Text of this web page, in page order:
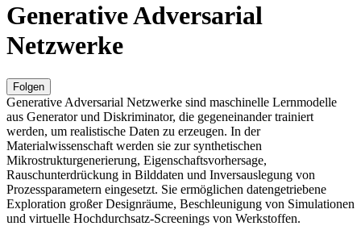
Generative Adversarial
Netzwerke
Folgen
Generative Adversarial Netzwerke sind maschinelle Lernmodelle
aus Generator und Diskriminator, die gegeneinander trainiert
werden, um realistische Daten zu erzeugen. In der
Materialwissenschaft werden sie zur synthetischen
Mikrostrukturgenerierung, Eigenschaftsvorhersage,
Rauschunterdrückung in Bilddaten und Inversauslegung von
Prozessparametern eingesetzt. Sie ermöglichen datengetriebene
Exploration großer Designräume, Beschleunigung von Simulationen
und virtuelle Hochdurchsatz-Screenings von Werkstoffen.